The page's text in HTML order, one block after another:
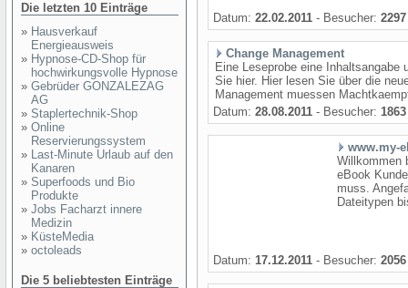
Die letzten 10 Einträge
» Hausverkauf
Energieausweis
» Hypnose-CD-Shop für
hochwirkungsvolle Hypnose
» Gebrüder GONZALEZAG
AG
» Staplertechnik-Shop
» Online
Reservierungssystem
» Last-Minute Urlaub auf den
Kanaren
» Superfoods und Bio
Produkte
» Jobs Facharzt innere
Medizin
» KüsteMedia
» octoleads
Die 5 beliebtesten Einträge
Datum: 22.02.2011 - Besucher: 2297
Change Management
Eine Leseprobe eine
Sie hier. Hier lesen Sie über die
Management muessen
Datum: 28.08.2011 - Besucher: 1863
www.my-
Willkommen
eBook
muss.
Dateitypen
Datum: 17.12.2011 - Besucher: 2056